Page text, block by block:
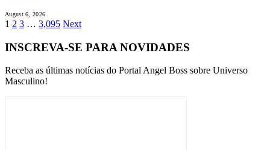
August 6, 2026
1 2 3 … 3,095 Next
INSCREVA-SE PARA NOVIDADES
Receba as últimas notícias do Portal Angel Boss sobre Universo
Masculino!